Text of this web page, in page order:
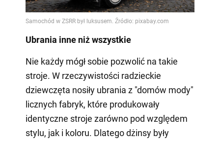
Ubrania inne niż wszystkie
Nie każdy mógł sobie pozwolić na takie
stroje. W rzeczywistości radzieckie
dziewczęta nosiły ubrania z "domów mody"
licznych fabryk, które produkowały
identyczne stroje zarówno pod względem
stylu, jak i koloru. Dlatego dżinsy były